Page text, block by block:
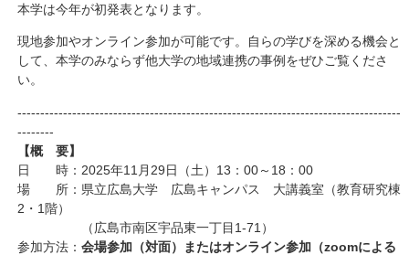
本学は今年が初発表となります。
現地参加やオンライン参加が可能です。自らの学びを深める機会と
して、本学のみならず他大学の地域連携の事例をぜひご覧くださ
い。
------------------------------------------------------------------------------------
--------
【概 要】
日 時：2025年11月29日（土）13：00～18：00
場 所：県立広島大学 広島キャンパス 大講義室（教育研究棟
2・1階）
（広島市南区宇品東一丁目1-71）
参加方法：会場参加（対面）またはオンライン参加（zoomによる